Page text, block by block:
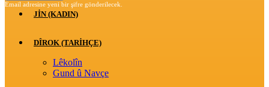
Email adresine yeni bir şifre gönderilecek.
JİN (KADIN)
DÎROK (TARİHÇE)
Lêkolîn
Gund û Navçe